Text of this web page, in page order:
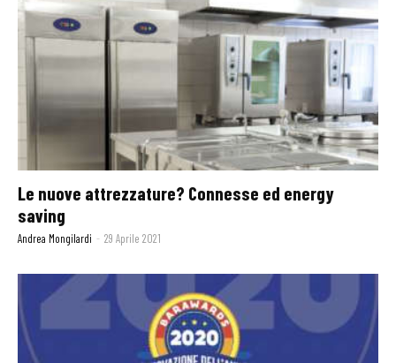
Le nuove attrezzature? Connesse ed energy
saving
Andrea Mongilardi - 29 Aprile 2021